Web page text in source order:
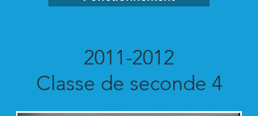
2011-2012
Classe de seconde 4